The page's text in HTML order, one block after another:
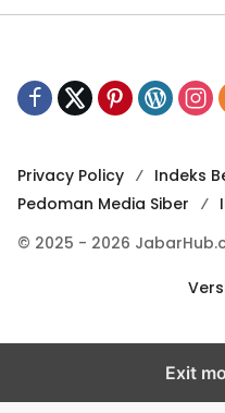
Privacy Policy
Indeks
Pedoman Media Siber
© 2025 - 2026
Exit